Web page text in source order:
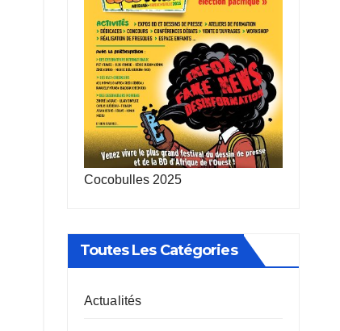
Cocobulles 2025
Toutes Les Catégories
Actualités